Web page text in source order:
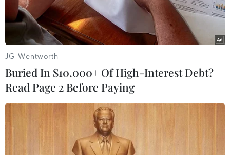
#Brexit #Thủ tướng Merkel
#đường biên giới cứng
#Boris Johnson
#Theresa May Đức
Theo dõi VietnamPlus
JG Wentworth
Buried In $10,000+ Of High-Interest Debt?
Read Page 2 Before Paying